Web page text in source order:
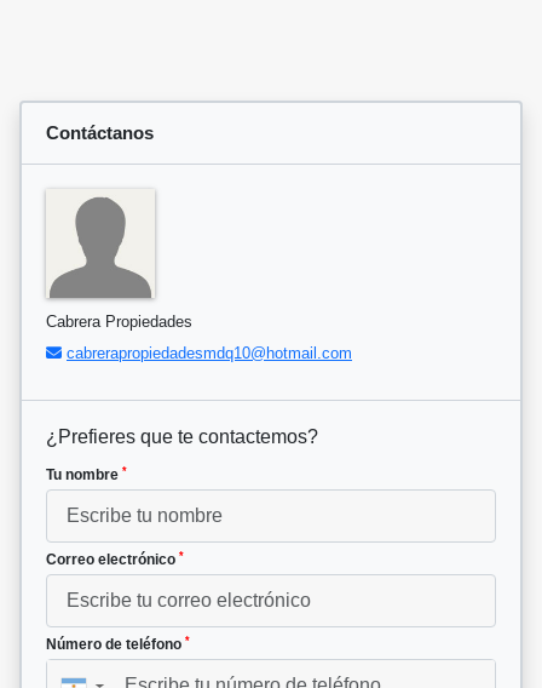
Contáctanos
Cabrera Propiedades
cabrerapropiedadesmdq10@hotmail.com
¿Prefieres que te contactemos?
Tu nombre *
Correo electrónico *
Número de teléfono *
▼